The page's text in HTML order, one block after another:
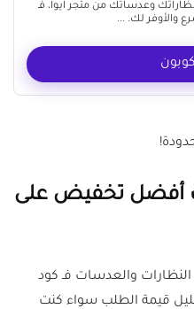
وعدساتك من متجر ايوا، فـ
أفضل تخفيض على
والعدسات فـ كود
قيمة الطلب سواء كنت